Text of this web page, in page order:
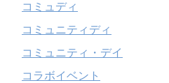
コミュディ
コミュニティディ
コミュニティ・デイ
コラボイベント